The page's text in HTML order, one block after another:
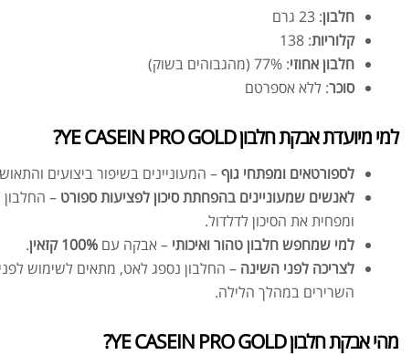
חלבון: 23 גרם
קלוריות: 138
חלבון אחוזי: 77% (מהגבוהים בשוק)
סוכר: ללא אספרטם
למי מיועדת אבקת חלבון YE CASEIN PRO GOLD?
לספורטאים ומפתחי גוף– המעוניינים בשיפור ביצועים
לאנשים שמעוניינים בהפחתת סיכון לפציעות ספורט –
ומפחית את הסיכון לדלדול.
למי שמחפש חלבון טהור ואיכותי – אבקה עם 100% קזאין
.
לצריכה לפני השינה – החלבון נספג לאט, מתאים לשימוש
השרירים במהלך הלילה.
מהי אבקת חלבון YE CASEIN PRO GOLD?